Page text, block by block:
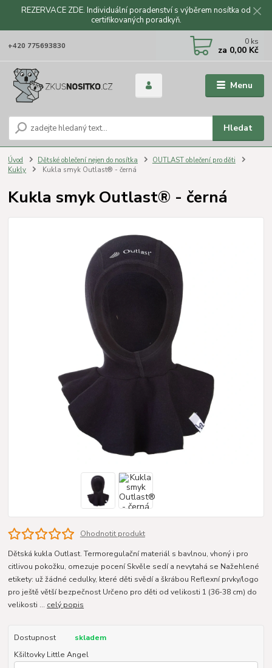
REZERVACE ZDE. Individuální poradenství s výběrem nosítka od
certifikovaných poradkyň.
Menu
Hledat
+420 775693830 0 ks
za 0,00 Kč
Úvod Dětské oblečení nejen do nosítka
OUTLAST oblečení pro děti
Kukly
Kukla smyk Outlast® - černá
Kukla smyk Outlast® - černá
Ohodnotit produkt
Dětská kukla Outlast. Termoregulační materiál s bavlnou, vhoný i pro
citlivou pokožku, omezuje pocení Skvěle sedí a nevytahá se Nažehlené
etikety: už žádné cedulky, které děti svědí a škrábou Reflexní prvky/logo
pro ještě větší bezpečnost Určeno pro děti od velikosti 1 (36-38 cm) do
velikosti ... celý popis
Dostupnost
skladem
Kšiltovky Little Angel